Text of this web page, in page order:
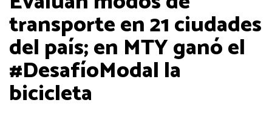
transporte en 21 ciudades
del país; en MTY ganó el
#DesafíoModal la
bicicleta